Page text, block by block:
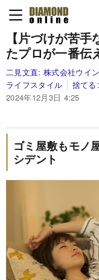
【片づけが苦
たプロが一番伝
二見文直: 株式会社ウイ
ライフスタイル
捨てる
2024年12月3日 4:25
ゴミ屋敷もモノ
シデント